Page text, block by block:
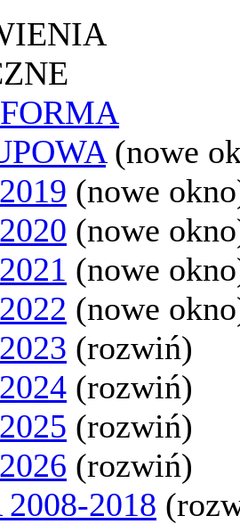
(nowe
(nowe
(nowe
(nowe
(nowe
(rozwiń)
(rozwiń)
(rozwiń)
(rozwiń)
2018